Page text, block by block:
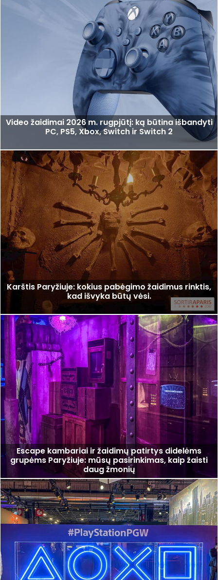
Video žaidimai 2026 m. rugpjūtį: ką būtina išbandyti
PC, PS5, Xbox, Switch ir Switch 2
Karštis Paryžiuje: kokius pabėgimo žaidimus rinktis,
kad išvyka būtų vėsi.
Escape kambariai ir žaidimų patirtys didelėms
grupėms Paryžiuje: mūsų pasirinkimas, kaip žaisti
daug žmonių